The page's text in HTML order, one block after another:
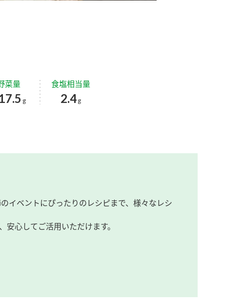
菜量
g
食塩相当量
2.4 g
イベントにぴったりのレシピまで、様々なレシ
心してご活用いただけます。